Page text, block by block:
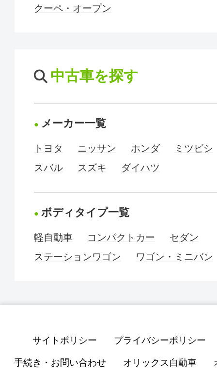
クーペ・オープン
中古車を探す
メーカー一覧
トヨタ ニッサン ホンダ
ミツビシ
スバル
スズキ ダイハツ
ボディタイプ一覧
軽自動車 コンパクトカー
セダン
ステーションワゴン
ワゴン・ミニバン
サイトポリシー プライバシーポリシー
手続き・お問い合わせ オリックス自動車